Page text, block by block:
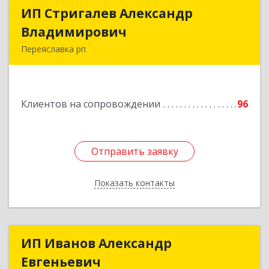
ИП Стригалев Александр
Владимирович
Переяславка рп
Клиентов на сопровождении 96
Отправить заявку
Показать контакты
ИП Стригалев Александр
Подробнее
Отправить заявку
Назад
ИП Иванов Александр
Евгеньевич
ИП Иванов Александр